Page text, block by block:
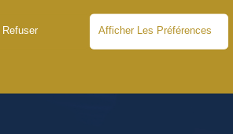
Refuser Afficher Les Préférences